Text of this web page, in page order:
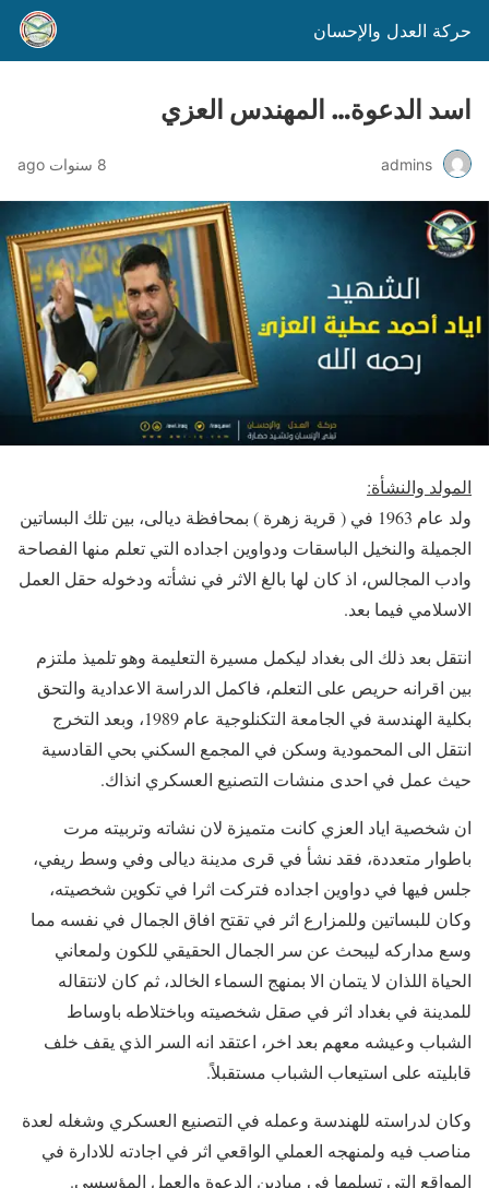
حركة العدل والإحسان
اسد الدعوة… المهندس العزي
admins 8 سنوات ago
المولد والنشأة:
ولد عام 1963 في ( قرية زهرة ) بمحافظة ديالى، بين تلك البساتين
الجميلة والنخيل الباسقات ودواوين اجداده التي تعلم منها الفصاحة
وادب المجالس، اذ كان لها بالغ الاثر في نشأته ودخوله حقل العمل
الاسلامي فيما بعد.
انتقل بعد ذلك الى بغداد ليكمل مسيرة التعليمة وهو تلميذ ملتزم
بين اقرانه حريص على التعلم، فاكمل الدراسة الاعدادية والتحق
بكلية الهندسة في الجامعة التكنلوجية عام 1989، وبعد التخرج
انتقل الى المحمودية وسكن في المجمع السكني بحي القادسية
حيث عمل في احدى منشات التصنيع العسكري انذاك.
ان شخصية اياد العزي كانت متميزة لان نشاته وتربيته مرت
باطوار متعددة، فقد نشأ في قرى مدينة ديالى وفي وسط ريفي،
جلس فيها في دواوين اجداده فتركت اثرا في تكوين شخصيته،
وكان للبساتين وللمزارع اثر في تقتح افاق الجمال في نفسه مما
وسع مداركه ليبحث عن سر الجمال الحقيقي للكون ولمعاني
الحياة اللذان لا يتمان الا بمنهج السماء الخالد، ثم كان لانتقاله
للمدينة في بغداد اثر في صقل شخصيته وباختلاطه باوساط
الشباب وعيشه معهم بعد اخر، اعتقد انه السر الذي يقف خلف
قابليته على استيعاب الشباب مستقبلاً.
وكان لدراسته للهندسة وعمله في التصنيع العسكري وشغله لعدة
مناصب فيه ولمنهجه العملي الواقعي اثر في اجادته للادارة في
المواقع التي تسلمها في ميادين الدعوة والعمل المؤسسي.